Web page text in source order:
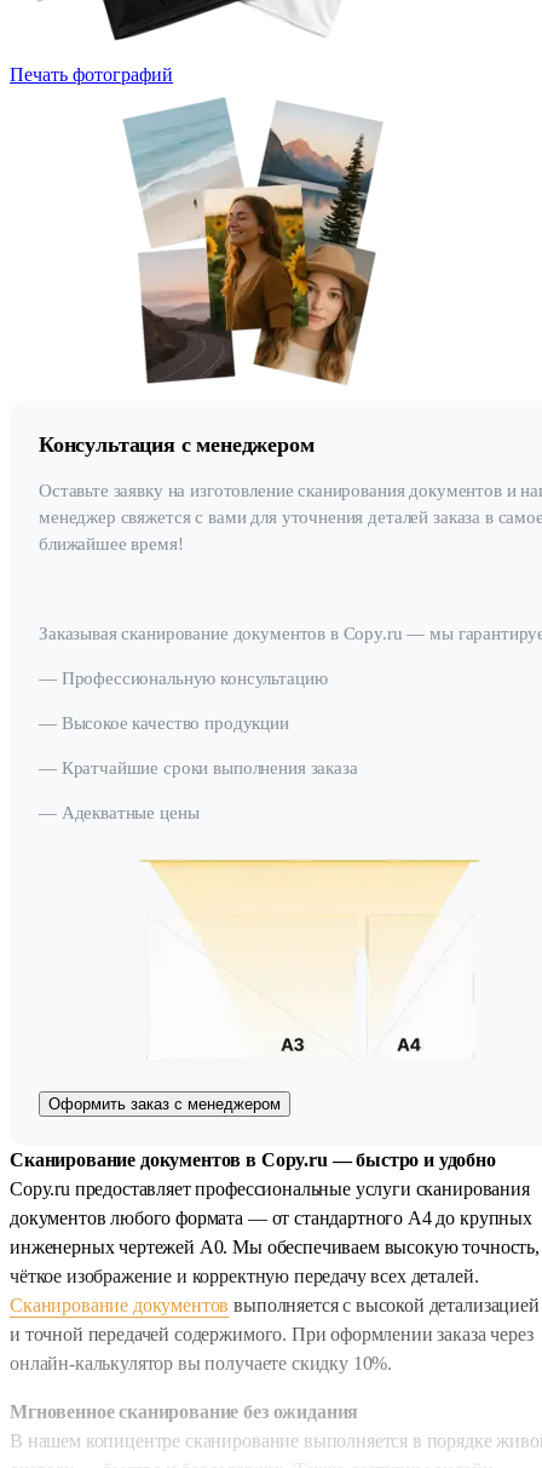
Печать фотографий
Консультация с менеджером
Оставьте заявку на изготовление сканирования документов и
менеджер свяжется с вами для уточнения деталей заказа в
ближайшее время!
Заказывая сканирование документов в Copy.ru — мы
— Профессиональную консультацию
— Высокое качество продукции
— Кратчайшие сроки выполнения заказа
— Адекватные цены
Оформить заказ с менеджером
Сканирование документов в Copy.ru — быстро и удобно
Copy.ru предоставляет профессиональные услуги сканирования
документов любого формата — от стандартного А4 до крупных
инженерных чертежей А0. Мы обеспечиваем высокую точность,
чёткое изображение и корректную передачу всех деталей.
Сканирование документов выполняется с высокой детализацией
и точной передачей содержимого. При оформлении заказа через
онлайн-калькулятор вы получаете скидку 10%.
Мгновенное сканирование без ожидания
В нашем копицентре сканирование выполняется в порядке